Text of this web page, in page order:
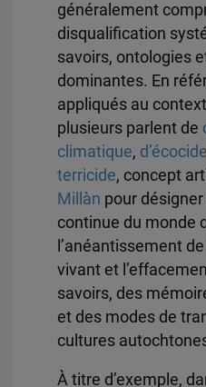
généralement
disqualification
savoirs, ontologies
dominantes. En
appliqués au
plusieurs parlent de
climatique, d’écocide
terricide, concept
Millàn pour désigner
continue du monde
l’anéantissement
vivant et
savoirs, des
et des modes de
cultures
À titre d’exemple,